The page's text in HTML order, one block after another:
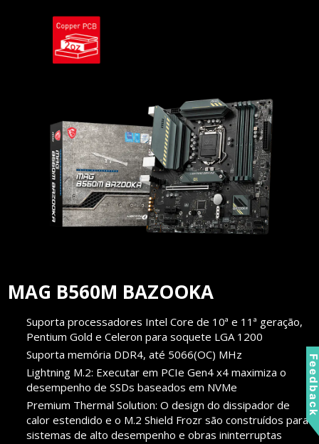
MAG B560M BAZOOKA
Suporta processadores Intel Core de 10ª e 11ª geração,
Pentium Gold e Celeron para soquete LGA 1200
Suporta memória DDR4, até 5066(OC) MHz
Lightning M.2: Executar em PCIe Gen4 x4 maximiza o
desempenho de SSDs baseados em NVMe
Premium Thermal Solution: O design do dissipador de
calor estendido e o M.2 Shield Frozr são construídos para
sistemas de alto desempenho e obras ininterruptas